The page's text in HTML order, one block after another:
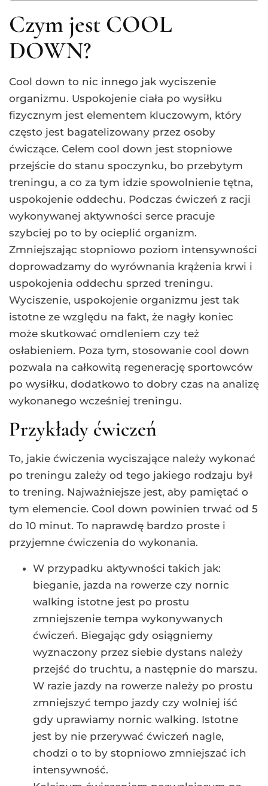
Czym jest COOL
DOWN?
Cool down to nic innego jak wyciszenie
organizmu. Uspokojenie ciała po wysiłku
fizycznym jest elementem kluczowym, który
często jest bagatelizowany przez osoby
ćwiczące. Celem cool down jest stopniowe
przejście do stanu spoczynku, bo przebytym
treningu, a co za tym idzie spowolnienie tętna,
uspokojenie oddechu. Podczas ćwiczeń z racji
wykonywanej aktywności serce pracuje
szybciej po to by ocieplić organizm.
Zmniejszając stopniowo poziom intensywności
doprowadzamy do wyrównania krążenia krwi i
uspokojenia oddechu sprzed treningu.
Wyciszenie, uspokojenie organizmu jest tak
istotne ze względu na fakt, że nagły koniec
może skutkować omdleniem czy też
osłabieniem. Poza tym, stosowanie cool down
pozwala na całkowitą regenerację sportowców
po wysiłku, dodatkowo to dobry czas na analizę
wykonanego wcześniej treningu.
Przykłady ćwiczeń
To, jakie ćwiczenia wyciszające należy wykonać
po treningu zależy od tego jakiego rodzaju był
to trening. Najważniejsze jest, aby pamiętać o
tym elemencie. Cool down powinien trwać od 5
do 10 minut. To naprawdę bardzo proste i
przyjemne ćwiczenia do wykonania.
W przypadku aktywności takich jak:
bieganie, jazda na rowerze czy nornic
walking istotne jest po prostu
zmniejszenie tempa wykonywanych
ćwiczeń. Biegając gdy osiągniemy
wyznaczony przez siebie dystans należy
przejść do truchtu, a następnie do marszu.
W razie jazdy na rowerze należy po prostu
zmniejszyć tempo jazdy czy wolniej iść
gdy uprawiamy nornic walking. Istotne
jest by nie przerywać ćwiczeń nagle,
chodzi o to by stopniowo zmniejszać ich
intensywność.